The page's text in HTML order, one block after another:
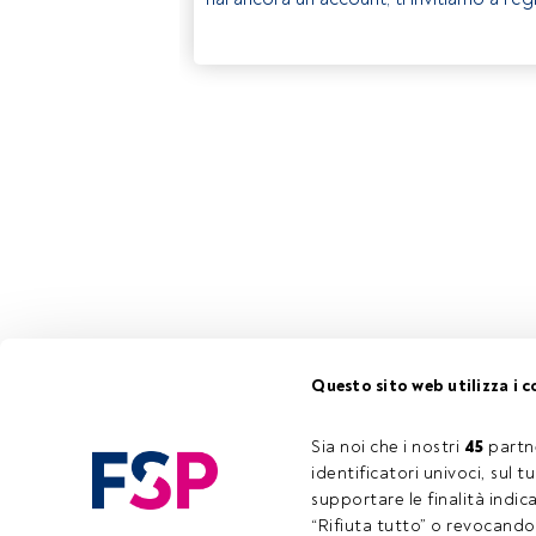
Questo sito web utilizza i
Sia noi che i nostri 45
identificatori univoci, sul
supportare le finalità
“Rifiuta tutto” o